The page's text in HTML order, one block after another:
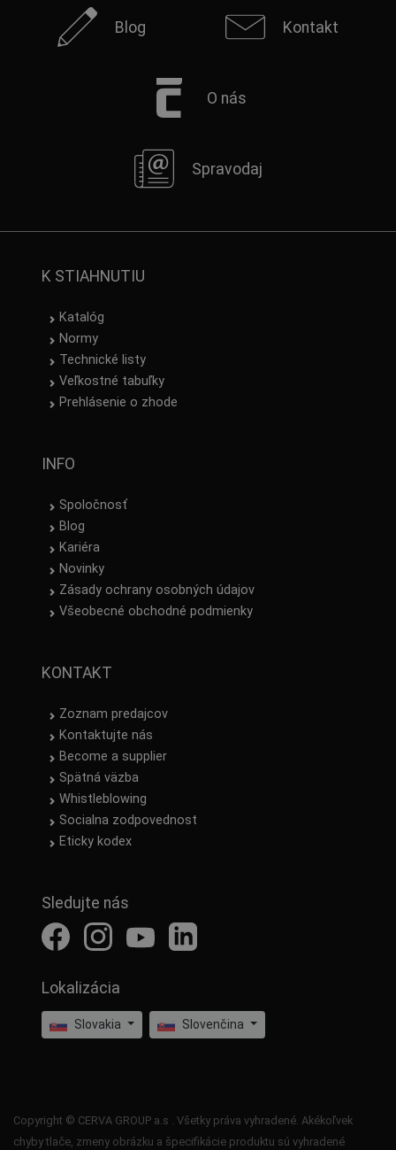
Blog Kontakt
O nás
Spravodaj
K STIAHNUTIU
Katalóg
Normy
Technické listy
Veľkostné tabuľky
Prehlásenie o zhode
INFO
Spoločnosť
Blog
Kariéra
Novinky
Zásady ochrany osobných údajov
Všeobecné obchodné podmienky
KONTAKT
Zoznam predajcov
Kontaktujte nás
Become a supplier
Spätná väzba
Whistleblowing
Socialna zodpovednost
Eticky kodex
Sledujte nás
Lokalizácia
Slovakia Slovenčina
Copyright © CERVA GROUP a.s . Všetky práva vyhradené. Akékoľvek
chyby tlače, zmeny obrázku a špecifikácie produktu sú vyhradené